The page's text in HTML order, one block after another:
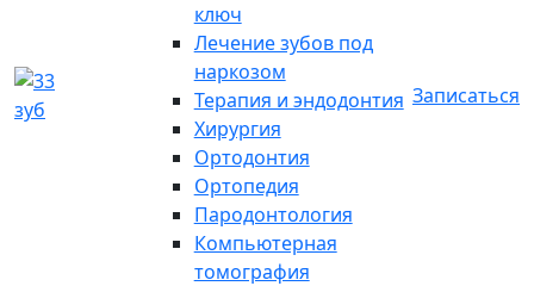
ключ
Лечение зубов под
наркозом
Терапия и эндодонтия
Хирургия
Ортодонтия
Ортопедия
Пародонтология
Компьютерная
томография
Записаться